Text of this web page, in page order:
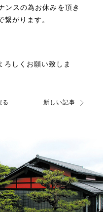
スの為お休みを頂き
繋がります。
ろしくお願い致しま
る 新しい記事